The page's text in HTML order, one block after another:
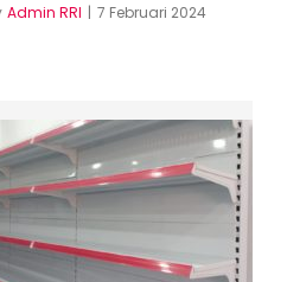
Admin RRI 7 Februari 2024